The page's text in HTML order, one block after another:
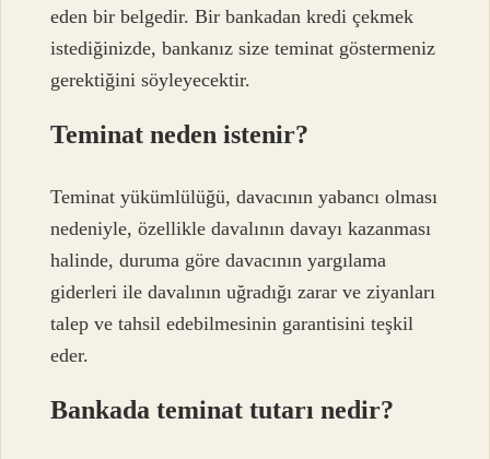
eden bir belgedir. Bir bankadan kredi çekmek
istediğinizde, bankanız size teminat göstermeniz
gerektiğini söyleyecektir.
Teminat neden istenir?
Teminat yükümlülüğü, davacının yabancı olması
nedeniyle, özellikle davalının davayı kazanması
halinde, duruma göre davacının yargılama
giderleri ile davalının uğradığı zarar ve ziyanları
talep ve tahsil edebilmesinin garantisini teşkil
eder.
Bankada teminat tutarı nedir?